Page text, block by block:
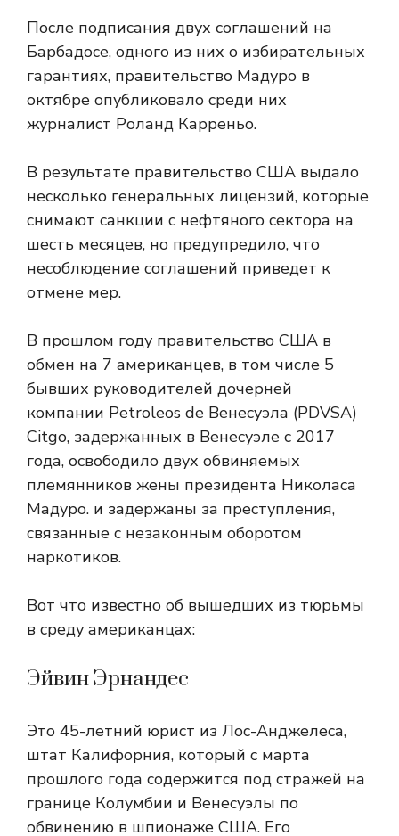
После подписания двух соглашений на
Барбадосе, одного из них о избирательных
гарантиях, правительство Мадуро в
октябре опубликовало среди них
журналист Роланд Карреньо.
В результате правительство США выдало
несколько генеральных лицензий, которые
снимают санкции с нефтяного сектора на
шесть месяцев, но предупредило, что
несоблюдение соглашений приведет к
отмене мер.
В прошлом году правительство США в
обмен на 7 американцев, в том числе 5
бывших руководителей дочерней
компании Petroleos de Венесуэла (PDVSA)
Citgo, задержанных в Венесуэле с 2017
года, освободило двух обвиняемых
племянников жены президента Николаса
Мадуро. и задержаны за преступления,
связанные с незаконным оборотом
наркотиков.
Вот что известно об вышедших из тюрьмы
в среду американцах:
Эйвин Эрнандес
Это 45-летний юрист из Лос-Анджелеса,
штат Калифорния, который с марта
прошлого года содержится под стражей на
границе Колумбии и Венесуэлы по
обвинению в шпионаже США. Его